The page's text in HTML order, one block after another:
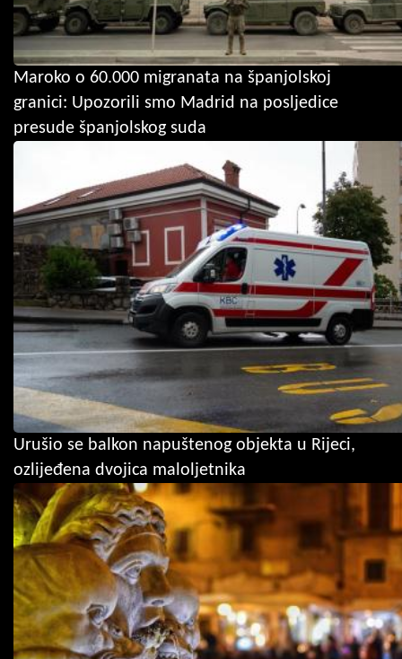
Maroko o 60.000 migranata na španjolskoj
granici: Upozorili smo Madrid na posljedice
presude španjolskog suda
Urušio se balkon napuštenog objekta u Rijeci,
ozlijeđena dvojica maloljetnika